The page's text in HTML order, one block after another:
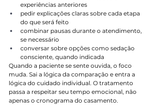
experiências anteriores
pedir explicações claras sobre cada etapa
do que será feito
combinar pausas durante o atendimento,
se necessário
conversar sobre opções como sedação
consciente, quando indicada
Quando a paciente se sente ouvida, o foco
muda. Sai a lógica da comparação e entra a
lógica do cuidado individual. O tratamento
passa a respeitar seu tempo emocional, não
apenas o cronograma do casamento.